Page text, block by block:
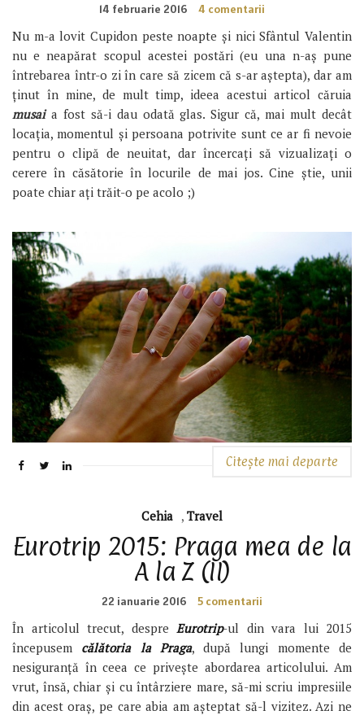
14 februarie 2016 4 comentarii
Nu m-a lovit Cupidon peste noapte și nici Sfântul Valentin
nu e neapărat scopul acestei postări (eu una n-aș pune
întrebarea într-o zi în care să zicem că s-ar aștepta), dar am
ținut în mine, de mult timp, ideea acestui articol căruia
musaia fost să-i dau odată glas. Sigur că, mai mult decât
locația, momentul și persoana potrivite sunt ce ar fi nevoie
pentru o clipă de neuitat, dar încercați să vizualizați o
cerere în căsătorie în locurile de mai jos. Cine știe, unii
poate chiar ați trăit-o pe acolo ;)
Citește mai departe
Cehia , Travel
Eurotrip 2015: Praga mea de la
A la Z (II)
22 ianuarie 2016 5 comentarii
În articolul trecut, despre Eurotrip-ul din vara lui 2015
începusem călătoria la Praga, după lungi momente de
nesiguranță în ceea ce privește abordarea articolului. Am
vrut, însă, chiar și cu întârziere mare, să-mi scriu impresiile
din acest oraș, pe care abia am așteptat să-l vizitez. Azi ne